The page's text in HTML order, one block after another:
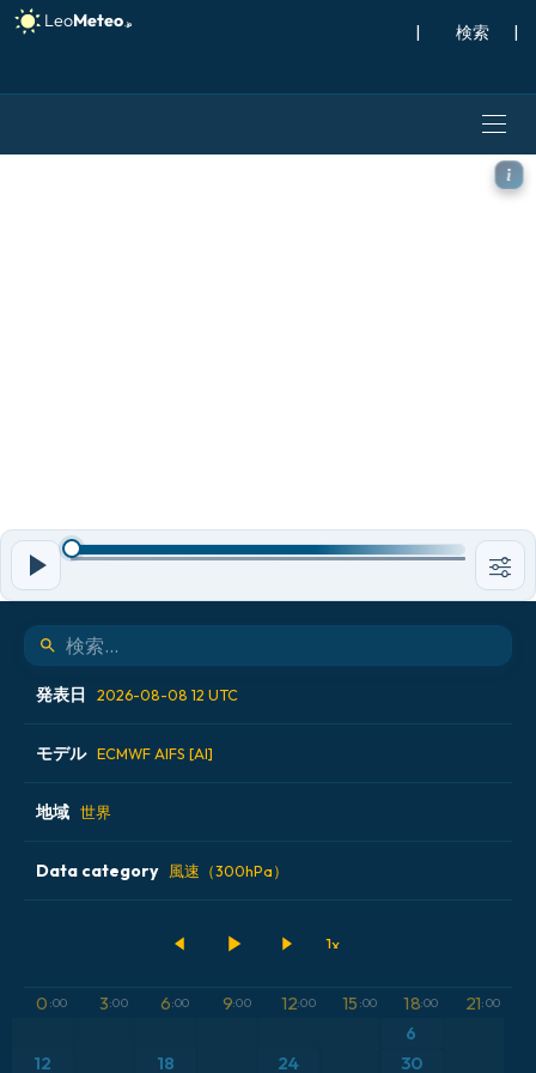
| |
ECMWF AIFS [AI] モデル -
発表日 2026-08-08 12 UTC
2026-08-07 00 UTC
2026-08-07 12 UTC
2026-08-08 00 UTC
モデル ECMWF AIFS [AI]
ALADIN CZ 2.3 km
ECMWF AIFS [AI]
地域 世界
アイスランド
Data category 風速（300hPa）
0 :00 3:00 6:00 9:00 12:00 15 :00 18:00 21:00
6
12 18 24 30